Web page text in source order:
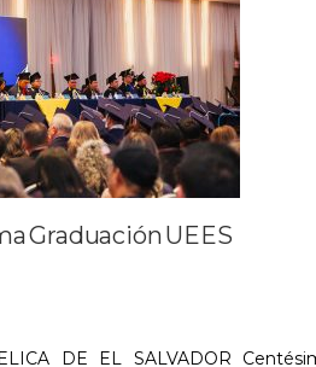
Graduación UEES
DE EL SALVADOR